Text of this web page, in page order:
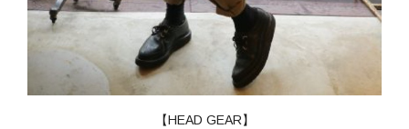
【HEAD GEAR】